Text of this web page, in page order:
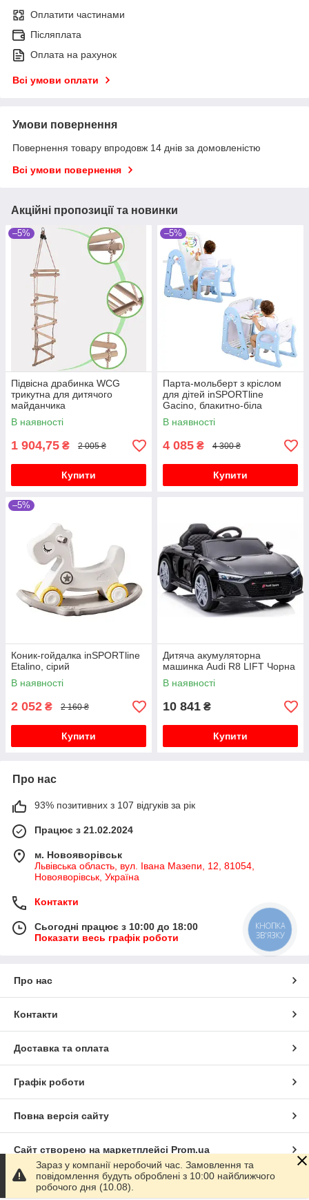
Оплатити частинами
Післяплата
Оплата на рахунок
Всі умови оплати
Умови повернення
Повернення товару впродовж 14 днів за домовленістю
Всі умови повернення
Акційні пропозиції та новинки
–5%
Підвісна драбинка WCG
трикутна для дитячого
майданчика
В наявності
1 904,75 ₴ 2 005 ₴
Купити
–5%
Парта-мольберт з кріслом
для дітей inSPORTline
Gacino, блакитно-біла
В наявності
4 085 ₴ 4 300 ₴
Купити
–5%
Коник-гойдалка inSPORTline
Etalino, сірий
В наявності
2 052 ₴ 2 160 ₴
Купити
Дитяча акумуляторна
машинка Audi R8 LIFT Чорна
В наявності
10 841 ₴
Купити
Про нас
93% позитивних з 107 відгуків за рік
Працює з 21.02.2024
м. Новояворівськ
Львівська область, вул. Івана Мазепи, 12, 81054,
Новояворівськ, Україна
Контакти
Сьогодні працює з 10:00 до 18:00
Показати весь графік роботи
Про нас
Контакти
Доставка та оплата
Графік роботи
Повна версія сайту
Сайт створено на маркетплейсі Prom.ua
Політика конфіденційності
Зараз у компанії неробочий час. Замовлення та
повідомлення будуть оброблені з 10:00 найближчого
робочого дня (10.08).
КНОПКА
ЗВ'ЯЗКУ